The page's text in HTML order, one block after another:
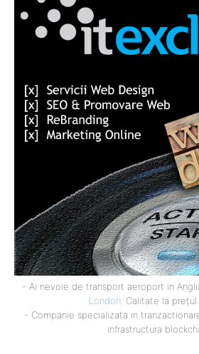
- Ai nevoie de transport aeroport in
London . Calitate la
- Companie specializata in
infrastructura